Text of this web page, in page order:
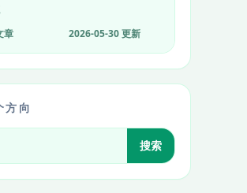
章 2026-05-30 更新
方向
关文章 搜索